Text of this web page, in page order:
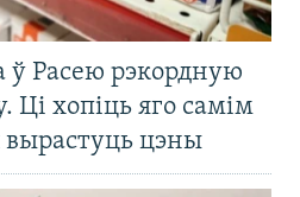
ў Расею рэкордную
Ці хопіць яго самім
вырастуць цэны